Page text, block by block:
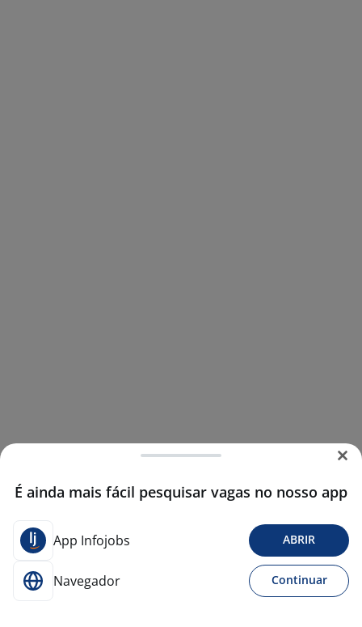
É ainda mais fácil pesquisar vagas no nosso app
App Infojobs ABRIR
Navegador Continuar